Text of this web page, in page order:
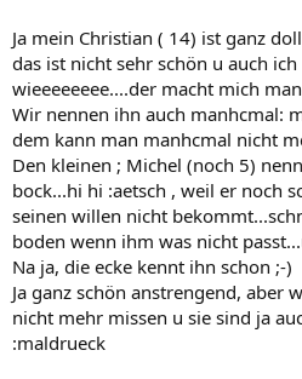
Ja mein Christian ( 14) ist ganz
das ist nicht sehr schön u auch
wieeeeeeee....der macht mich
Wir nennen ihn auch manhcmal:
dem kann man manhcmal nicht
Den kleinen ; Michel (noch 5)
bock...hi hi :aetsch , weil er noch
seinen willen nicht
boden wenn ihm was nicht
Na ja, die ecke kennt ihn schon ;-)
Ja ganz schön anstrengend, aber
nicht mehr missen u sie sind ja
:maldrueck